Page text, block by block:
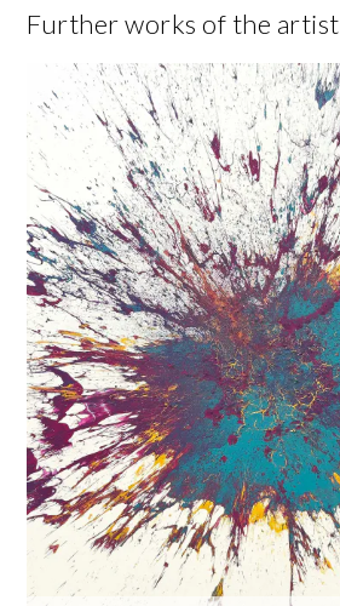
Further works of the artist